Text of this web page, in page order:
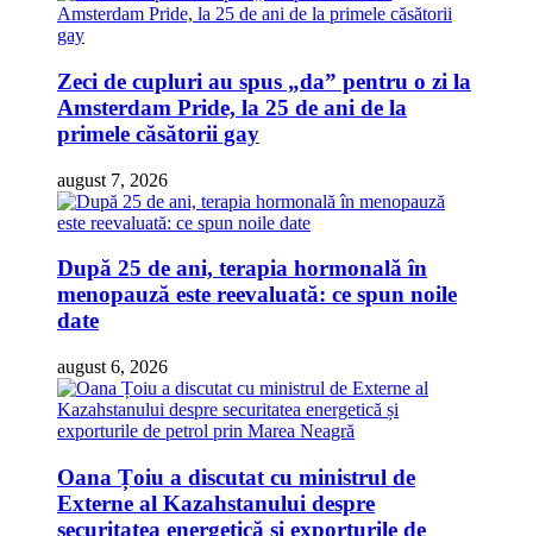
Zeci de cupluri au spus „da” pentru o zi la
Amsterdam Pride, la 25 de ani de la
primele căsătorii gay
august 7, 2026
După 25 de ani, terapia hormonală în
menopauză este reevaluată: ce spun noile
date
august 6, 2026
Oana Țoiu a discutat cu ministrul de
Externe al Kazahstanului despre
securitatea energetică și exporturile de